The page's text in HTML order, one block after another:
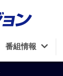
番組情報